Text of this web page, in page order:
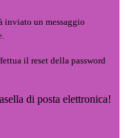
inviato un messaggio
il reset della password
di posta elettronica!